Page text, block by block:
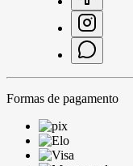
Formas de pagamento